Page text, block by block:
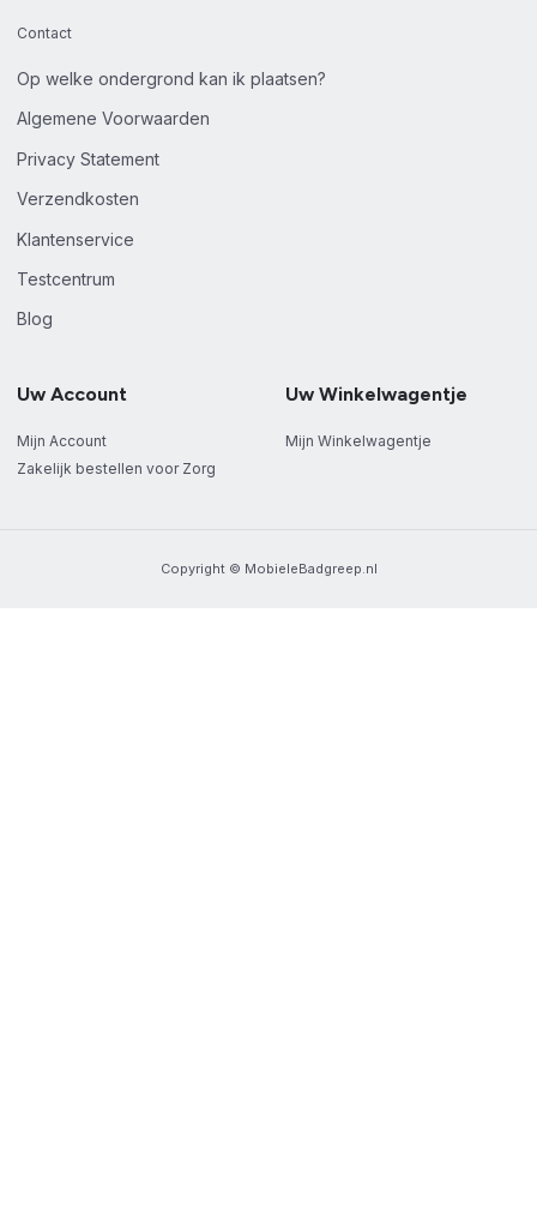
Contact
Op welke ondergrond kan ik plaatsen?
Algemene Voorwaarden
Privacy Statement
Verzendkosten
Klantenservice
Testcentrum
Blog
Uw Account
Mijn Account
Zakelijk bestellen voor Zorg
Uw Winkelwagentje
Mijn Winkelwagentje
Copyright © MobieleBadgreep.nl